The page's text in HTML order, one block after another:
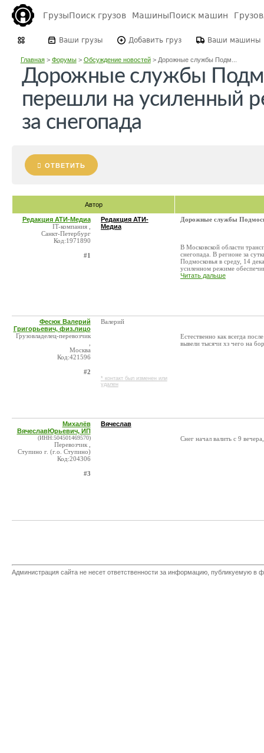
ГрузыПоиск грузов МашиныПоиск машин
Ваши грузы Добавить груз Ваши машины
Главная> Форумы> Обсуждение новостей> Дорожные службы Подм...
Дорожные службы
перешли на усиленный
за снегопада
ОТВЕТИТЬ
Автор
Редакция АТИ-Медиа
IT-компания ,
Санкт-Петербург
Код:1971890
#1
Редакция АТИ-
Медиа
Дорожные службы
В Московской области
снегопада. В регионе за
Подмосковья в среду, 14
усиленном режиме
Читать дальше
Фесюк Валерий
Григорьевич, физ.лицо
Грузовладелец-перевозчик
Москва
Код:421596
#2
Валерий
* контакт был изменен или
удален
Естественно как всегда
вывели тысячи хз чего на
Михалёв
ВячеславЮрьевич, ИП
(ИНН:504501469570)
Перевозчик ,
Ступино г. (г.о. Ступино)
Код:204306
#3
Вячеслав
Снег начал валить с 9
Администрация сайта не несет ответственности за информацию, публикуемую